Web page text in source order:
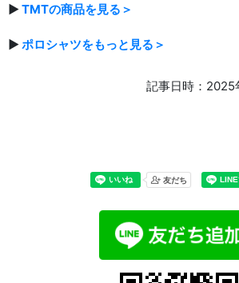
▶TMTの商品を見る＞
▶ポロシャツをもっと見る＞
記事日時：